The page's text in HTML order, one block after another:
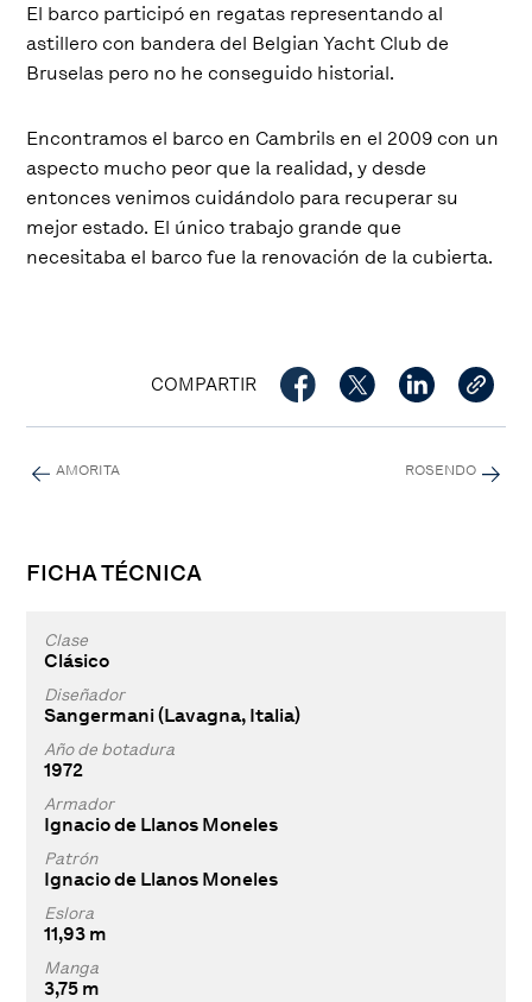
El barco participó en regatas representando al
astillero con bandera del Belgian Yacht Club de
Bruselas pero no he conseguido historial.
Encontramos el barco en Cambrils en el 2009 con un
aspecto mucho peor que la realidad, y desde
entonces venimos cuidándolo para recuperar su
mejor estado. El único trabajo grande que
necesitaba el barco fue la renovación de la cubierta.
COMPARTIR
AMORITA ROSENDO
FICHA TÉCNICA
Clase
Clásico
Diseñador
Sangermani (Lavagna, Italia)
Año de botadura
1972
Armador
Ignacio de Llanos Moneles
Patrón
Ignacio de Llanos Moneles
Eslora
11,93 m
Manga
3,75 m